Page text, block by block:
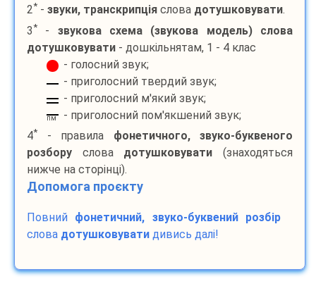
2* - звуки, транскрипція слова дотушковувати.
3* - звукова схема (звукова модель) слова
дотушковувати - дошкільнятам, 1 - 4 клас
- голосний звук;
- приголосний твердий звук;
- приголосний м'який звук;
пм
- приголосний пом'якшений звук;
4* - правила фонетичного, звуко-буквеного
розбору слова дотушковувати (знаходяться
нижче на сторінці).
Допомога проєкту
Повний фонетичний, звуко-буквений розбір
слова дотушковувати дивись далі!